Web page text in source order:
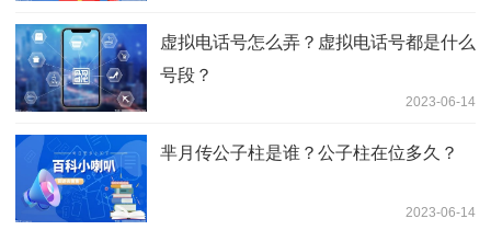
虚拟电话号怎么弄？虚拟电话号都是什么
号段？
2023-06-14
芈月传公子柱是谁？公子柱在位多久？
2023-06-14